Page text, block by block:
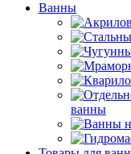
Ванны
ванны